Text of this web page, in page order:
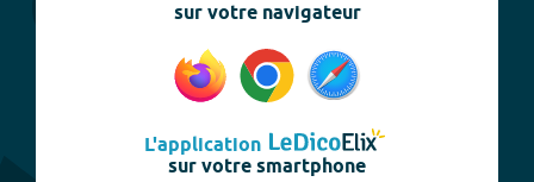
sur votre navigateur
L'application
sur votre smartphone